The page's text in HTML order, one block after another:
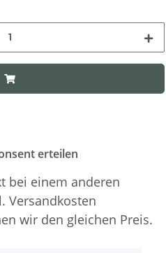
erteilen
bei einem anderen
Versandkosten
wir den gleichen Preis.